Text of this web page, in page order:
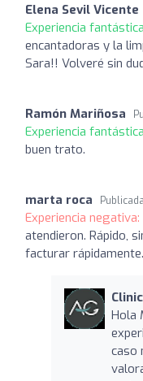
Elena Sevil Vicente
Experiencia
encantadoras y la
Sara!! Volveré sin
Ramón Mariñosa
Experiencia
buen trato.
marta roca
Experiencia negativa:
atendieron. Rápido,
facturar rápidamente.
Hola
caso